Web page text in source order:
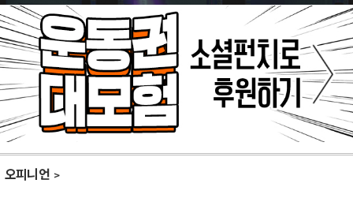
오피니언